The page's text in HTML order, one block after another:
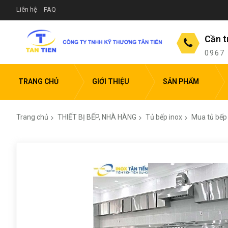
Liên hệ FAQ
Cần
0967
TRANG CHỦ GIỚI THIỆU SẢN PHẨM
Trang chủ THIẾT BỊ BẾP, NHÀ HÀNG Tủ bếp inox Mua tủ